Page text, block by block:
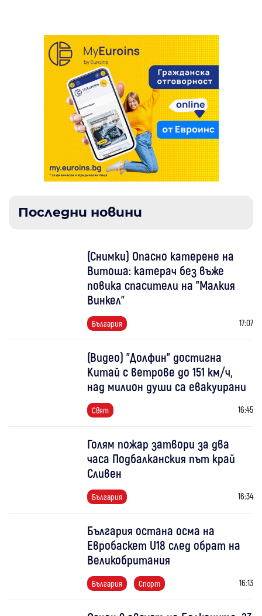
Последни новини
(Снимки) Опасно катерене на
Витоша: катерач без въже
повика спасители на "Малкия
Винкел"
България 17:07
(Видео) "Долфин" достигна
Китай с ветрове до 151 км/ч,
над милион души са евакуирани
Свят 16:45
Голям пожар затвори за два
часа Подбалканския път край
Сливен
България 16:34
България остана осма на
Евробаскет U18 след обрат на
Великобритания
България Спорт 16:13